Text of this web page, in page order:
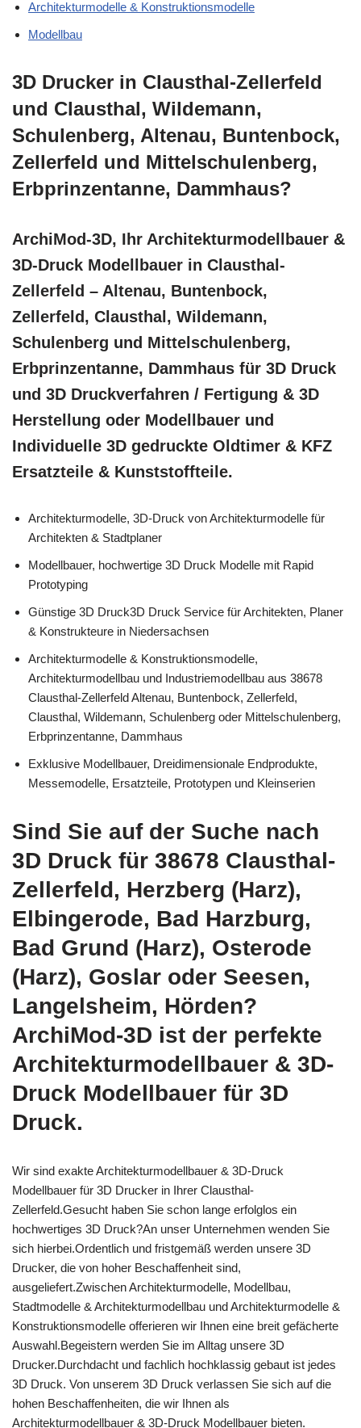
Architekturmodelle & Konstruktionsmodelle
Modellbau
3D Drucker in Clausthal-Zellerfeld
und Clausthal, Wildemann,
Schulenberg, Altenau, Buntenbock,
Zellerfeld und Mittelschulenberg,
Erbprinzentanne, Dammhaus?
ArchiMod-3D, Ihr Architekturmodellbauer &
3D-Druck Modellbauer in Clausthal-
Zellerfeld – Altenau, Buntenbock,
Zellerfeld, Clausthal, Wildemann,
Schulenberg und Mittelschulenberg,
Erbprinzentanne, Dammhaus für 3D Druck
und 3D Druckverfahren / Fertigung & 3D
Herstellung oder Modellbauer und
Individuelle 3D gedruckte Oldtimer & KFZ
Ersatzteile & Kunststoffteile.
Architekturmodelle, 3D-Druck von Architekturmodelle für
Architekten & Stadtplaner
Modellbauer, hochwertige 3D Druck Modelle mit Rapid
Prototyping
Günstige 3D Druck3D Druck Service für Architekten, Planer
& Konstrukteure in Niedersachsen
Architekturmodelle & Konstruktionsmodelle,
Architekturmodellbau und Industriemodellbau aus 38678
Clausthal-Zellerfeld Altenau, Buntenbock, Zellerfeld,
Clausthal, Wildemann, Schulenberg oder Mittelschulenberg,
Erbprinzentanne, Dammhaus
Exklusive Modellbauer, Dreidimensionale Endprodukte,
Messemodelle, Ersatzteile, Prototypen und Kleinserien
Sind Sie auf der Suche nach
3D Druck für 38678 Clausthal-
Zellerfeld, Herzberg (Harz),
Elbingerode, Bad Harzburg,
Bad Grund (Harz), Osterode
(Harz), Goslar oder Seesen,
Langelsheim, Hörden?
ArchiMod-3D ist der perfekte
Architekturmodellbauer & 3D-
Druck Modellbauer für 3D
Druck.
Wir sind exakte Architekturmodellbauer & 3D-Druck
Modellbauer für 3D Drucker in Ihrer Clausthal-
Zellerfeld.Gesucht haben Sie schon lange erfolglos ein
hochwertiges 3D Druck?An unser Unternehmen wenden Sie
sich hierbei.Ordentlich und fristgemäß werden unsere 3D
Drucker, die von hoher Beschaffenheit sind,
ausgeliefert.Zwischen Architekturmodelle, Modellbau,
Stadtmodelle & Architekturmodellbau und Architekturmodelle &
Konstruktionsmodelle offerieren wir Ihnen eine breit gefächerte
Auswahl.Begeistern werden Sie im Alltag unsere 3D
Drucker.Durchdacht und fachlich hochklassig gebaut ist jedes
3D Druck. Von unserem 3D Druck verlassen Sie sich auf die
hohen Beschaffenheiten, die wir Ihnen als
Architekturmodellbauer & 3D-Druck Modellbauer bieten.